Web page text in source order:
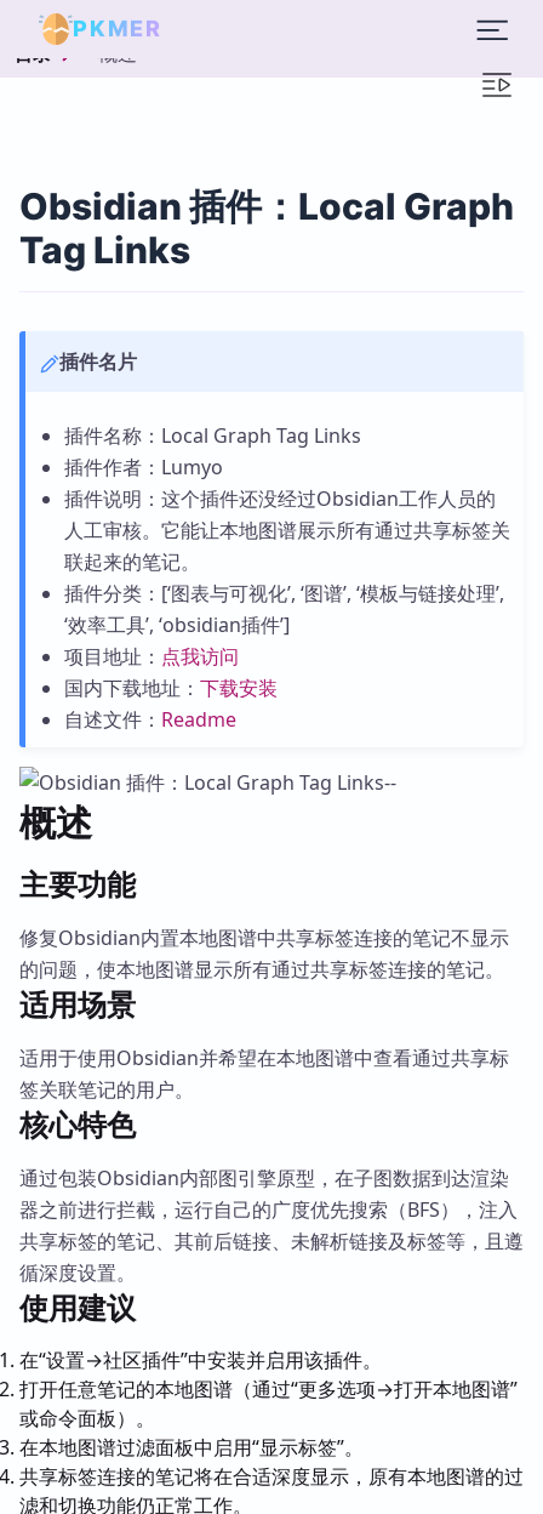
PKMER
目录 概述
Obsidian 插件：Local Graph
Tag Links
插件名片
插件名称：Local Graph Tag Links
插件作者：Lumyo
插件说明：这个插件还没经过Obsidian工作人员的
人工审核。它能让本地图谱展示所有通过共享标签关
联起来的笔记。
插件分类：[‘图表与可视化’, ‘图谱’, ‘模板与链接处理’,
‘效率工具’, ‘obsidian插件’]
项目地址： 点我访问
国内下载地址： 下载安装
自述文件： Readme
概述
主要功能
修复Obsidian内置本地图谱中共享标签连接的笔记不显示
的问题，使本地图谱显示所有通过共享标签连接的笔记。
适用场景
适用于使用Obsidian并希望在本地图谱中查看通过共享标
签关联笔记的用户。
核心特色
通过包装Obsidian内部图引擎原型，在子图数据到达渲染
器之前进行拦截，运行自己的广度优先搜索（BFS），注入
共享标签的笔记、其前后链接、未解析链接及标签等，且遵
循深度设置。
使用建议
在“设置→社区插件”中安装并启用该插件。
打开任意笔记的本地图谱（通过“更多选项→打开本地图谱”
或命令面板）。
在本地图谱过滤面板中启用“显示标签”。
共享标签连接的笔记将在合适深度显示，原有本地图谱的过
滤和切换功能仍正常工作。